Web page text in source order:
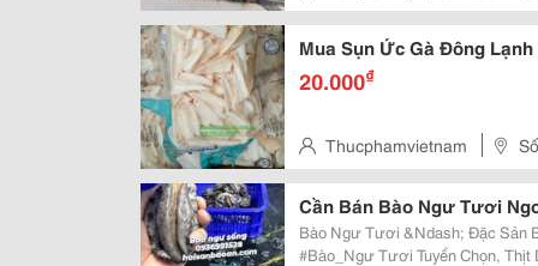
Mua Sụn Ức Gà Đông Lạnh
20.000₫
Thucphamvietnam
Nội
Cần Bán Bào Ngư Tươi
Bào Ngư Tươi &Ndash; Đặc Sản
#Bào_Ngư Tươi Tuyển Chọn,